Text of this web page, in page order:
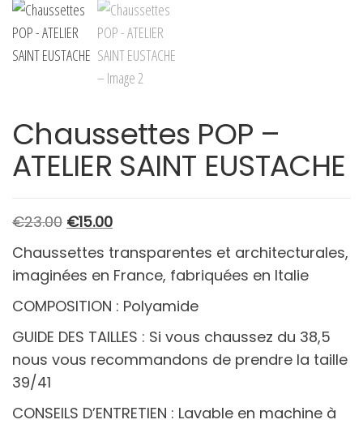
Chaussettes POP –
ATELIER SAINT EUSTACHE
€23.00 Le
prix
initial
€23.00.
€15.00Le
actuel
€15.00.
Chaussettes transparentes et architecturales,
imaginées en France, fabriquées en Italie
COMPOSITION : Polyamide
GUIDE DES TAILLES : Si vous chaussez du 38,5
nous vous recommandons de prendre la taille
39/41
CONSEILS D’ENTRETIEN : Lavable en machine à